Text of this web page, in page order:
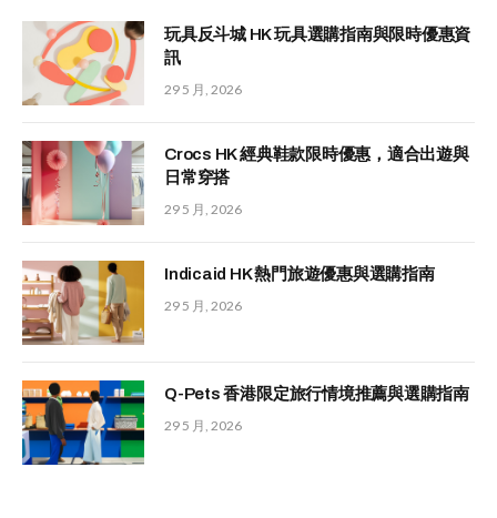
玩具反斗城 HK 玩具選購指南與限時優惠資
訊
29 5 月, 2026
Crocs HK 經典鞋款限時優惠，適合出遊與
日常穿搭
29 5 月, 2026
Indicaid HK 熱門旅遊優惠與選購指南
29 5 月, 2026
Q-Pets 香港限定旅行情境推薦與選購指南
29 5 月, 2026